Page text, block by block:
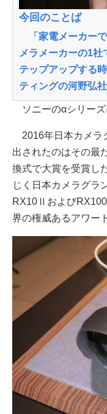
今回のことば
「家電メーカー
メラメーカーの1
テップアップする
ティングの河野弘社
ソニーのαシリーズ
2016年日本カメラ
出されたのはその最
換式で大賞を受賞し
じく日本カメラグラ
RX10Ⅱおよび
界の権威あるアワー